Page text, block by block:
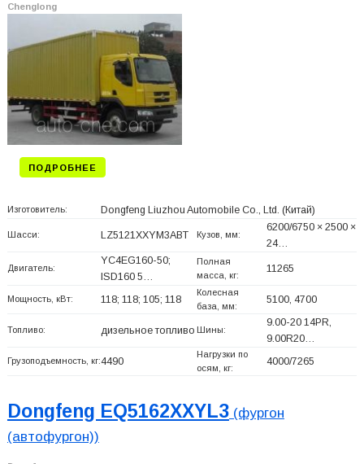
Chenglong
ПОДРОБНЕЕ
Изготовитель: Dongfeng Liuzhou Automobile Co., Ltd. (Китай)
Шасси: LZ5121XXYM3ABT Кузов, мм:
6200/6750 × 2500 ×
24…
Двигатель:
YC4EG160-50;
ISD160 5…
Полная
масса, кг:
11265
Мощность, кВт: 118; 118; 105; 118
Колесная
база, мм:
5100, 4700
Топливо: дизельное топливо Шины:
9.00-20 14PR,
9.00R20…
Грузоподъемность, кг:4490
Нагрузки по
осям, кг:
4000/7265
Dongfeng EQ5162XXYL3(фургон
(автофургон))